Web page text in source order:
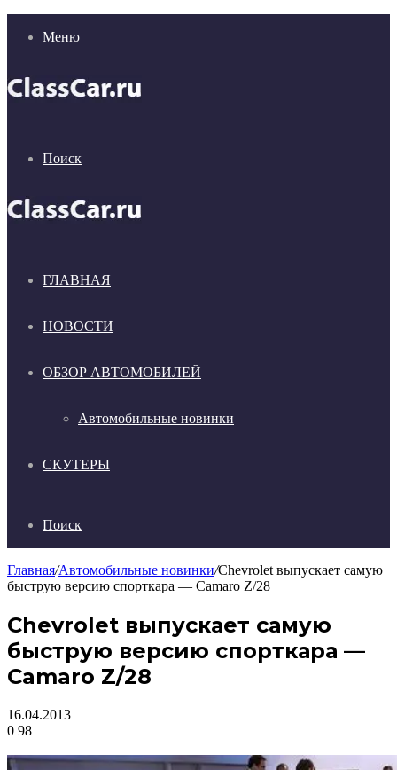
Меню
Поиск
ГЛАВНАЯ
НОВОСТИ
ОБЗОР АВТОМОБИЛЕЙ
Автомобильные новинки
СКУТЕРЫ
Поиск
Главная/Автомобильные новинки/Chevrolet выпускает самую
быструю версию спорткара — Camaro Z/28
Chevrolet выпускает самую
быструю версию спорткара —
Camaro Z/28
16.04.2013
0 98